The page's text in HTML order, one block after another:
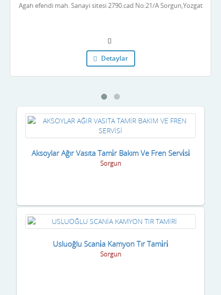
Agah efendi mah. Sanayi sitesi 2790.cad No:21/A Sorgun,Yozgat
Detaylar
Aksoylar Ağır Vasıta Tami̇r Bakım Ve Fren Servi̇si̇
Sorgun
Usluoğlu Scani̇a Kamyon Tır Tami̇ri̇
Sorgun